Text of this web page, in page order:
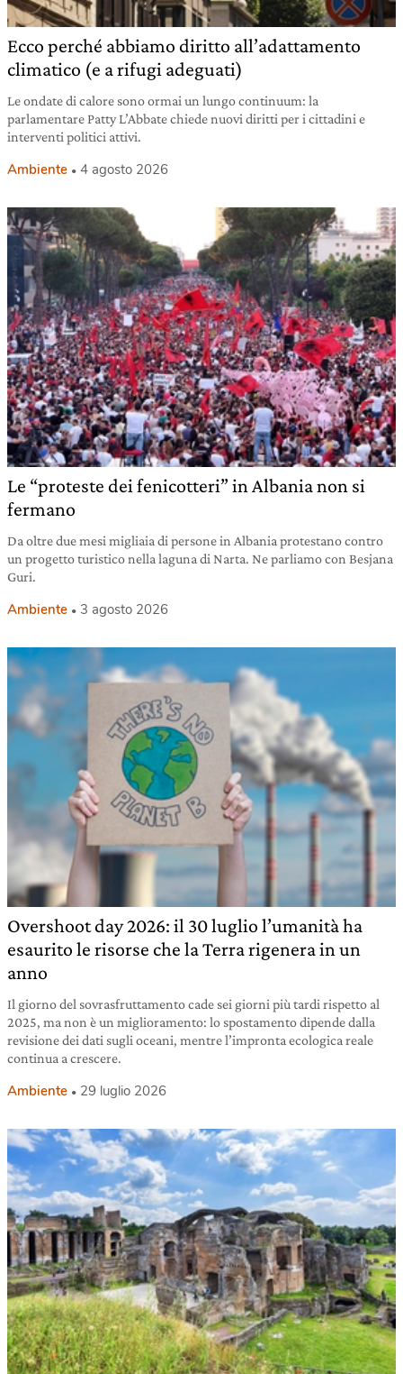
Ecco perché abbiamo diritto all’adattamento
climatico (e a rifugi adeguati)
Le ondate di calore sono ormai un lungo continuum: la
parlamentare Patty L’Abbate chiede nuovi diritti per i cittadini e
interventi politici attivi.
Ambiente 4 agosto 2026
Le “proteste dei fenicotteri” in Albania non si
fermano
Da oltre due mesi migliaia di persone in Albania protestano contro
un progetto turistico nella laguna di Narta. Ne parliamo con Besjana
Guri.
Ambiente 3 agosto 2026
Overshoot day 2026: il 30 luglio l’umanità ha
esaurito le risorse che la Terra rigenera in un
anno
Il giorno del sovrasfruttamento cade sei giorni più tardi rispetto al
2025, ma non è un miglioramento: lo spostamento dipende dalla
revisione dei dati sugli oceani, mentre l’impronta ecologica reale
continua a crescere.
Ambiente 29 luglio 2026